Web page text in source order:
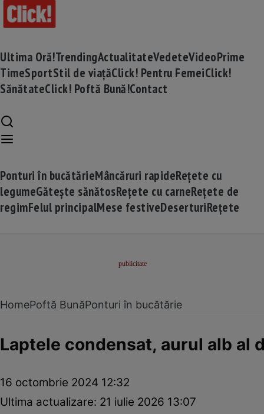
Ultima Oră!TrendingActualitateVedeteVideoPrime
TimeSportStil de viațăClick! Pentru FemeiClick!
SănătateClick! Poftă Bună!Contact
Ponturi în bucătărieMâncăruri rapideRețete cu
legumeGătește sănătosRețete cu carneRețete de
regimFelul principalMese festiveDeserturiRețete
HomePoftă BunăPonturi în bucătărie
Laptele condensat, aurul alb al
16 octombrie 2024 12:32
Ultima actualizare: 21 iulie 2026 13:07